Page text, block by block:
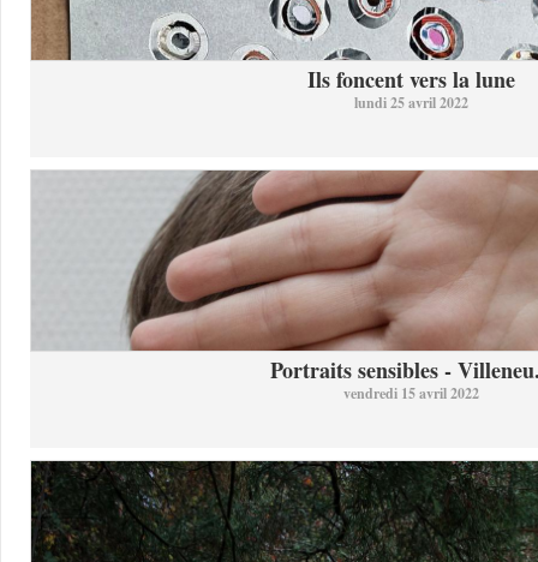
Ils foncent vers la lune
lundi 25 avril 2022
Portraits sensibles -
vendredi 15 avril 2022